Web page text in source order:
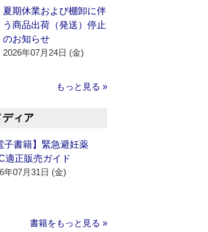
夏期休業および棚卸に伴
う商品出荷（発送）停止
のお知らせ
2026年07月24日 (金)
もっと見る »
ィア
子書籍】緊急避妊薬
適正販売ガイド
年07月31日 (金)
書籍をもっと見る »